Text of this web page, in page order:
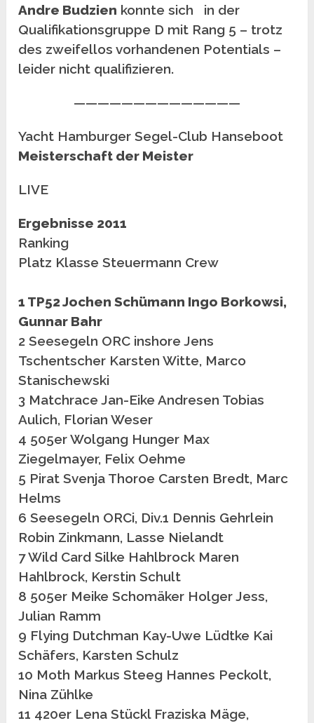
Andre Budzien konnte sich in der
Qualifikationsgruppe D mit Rang 5 – trotz
des zweifellos vorhandenen Potentials –
leider nicht qualifizieren.
——————————————
Yacht Hamburger Segel-Club Hanseboot
Meisterschaft der Meister
LIVE
Ergebnisse 2011
Ranking
Platz Klasse Steuermann Crew
1 TP52 Jochen Schümann Ingo Borkowsi,
Gunnar Bahr
2 Seesegeln ORC inshore Jens
Tschentscher Karsten Witte, Marco
Stanischewski
3 Matchrace Jan-Eike Andresen Tobias
Aulich, Florian Weser
4 505er Wolgang Hunger Max
Ziegelmayer, Felix Oehme
5 Pirat Svenja Thoroe Carsten Bredt, Marc
Helms
6 Seesegeln ORCi, Div.1 Dennis Gehrlein
Robin Zinkmann, Lasse Nielandt
7 Wild Card Silke Hahlbrock Maren
Hahlbrock, Kerstin Schult
8 505er Meike Schomäker Holger Jess,
Julian Ramm
9 Flying Dutchman Kay-Uwe Lüdtke Kai
Schäfers, Karsten Schulz
10 Moth Markus Steeg Hannes Peckolt,
Nina Zühlke
11 420er Lena Stückl Fraziska Mäge,